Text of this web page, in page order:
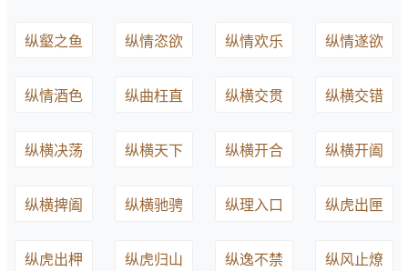
纵壑之鱼 纵情恣欲 纵情欢乐 纵情遂欲
纵情酒色 纵曲枉直 纵横交贯 纵横交错
纵横决荡 纵横天下 纵横开合 纵横开阖
纵横捭阖 纵横驰骋 纵理入口 纵虎出匣
纵虎出柙 纵虎归山 纵逸不禁 纵风止燎